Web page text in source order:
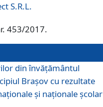
S.R.L.
453/2017.
din învățământul
Brașov cu rezultate
și naționale